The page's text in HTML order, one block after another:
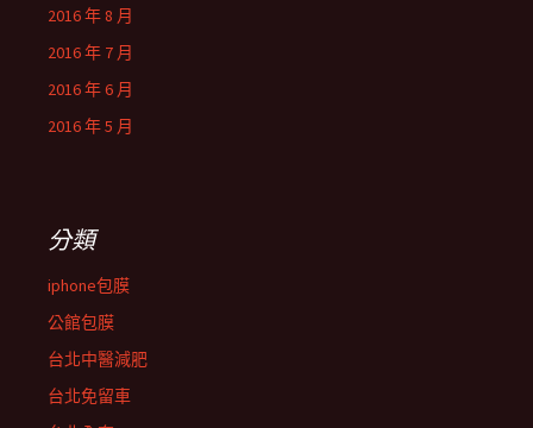
2016 年 8 月
2016 年 7 月
2016 年 6 月
2016 年 5 月
分類
iphone包膜
公館包膜
台北中醫減肥
台北免留車